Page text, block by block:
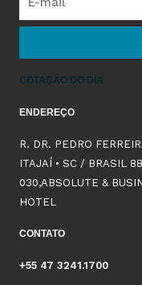
COTAÇÃO DO DIA
ENDEREÇO
R. DR. PEDRO
ITAJAÍ • SC / BRASIL
030,ABSOLUTE &
HOTEL
CONTATO
+55 47 3241.1700